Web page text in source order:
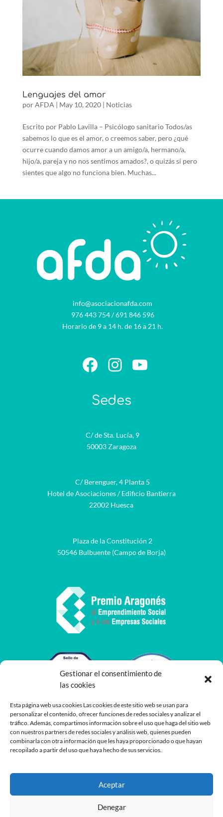
Gestionar el consentimiento de
las cookies
Esta página web usa cookies Las cookies de este sitio web se usan para
personalizar el contenido, ofrecer funciones de redes sociales y analizar el
tráfico. Además, compartimos información sobre el uso que haga del sitio web
con nuestros partners de redes sociales y análisis web, quienes pueden
combinarla con otra información que les haya proporcionado o que hayan
recopilado a partir del uso que haya hecho de sus servicios.
Aceptar
Denegar
Lenguajes del amor
porAFDA | May 10, 2020| Noticias
Escrito por Pablo Lavilla – Psicólogo sanitario Todos/as
sabemos lo que es el amor, o creemos saber, pero ¿qué
ocurre cuando damos amor a un amigo/a, hermano/a,
hijo/a, pareja y no nos sentimos amados?, o quizás sí pero
sientes que algo no funciona bien. Muchas...
info@asociacionafda.com
976 443 754/691 846 596
Horario de 9 a 14 h. de 16 a 21 h.
Facebook
Instagram
YouTube
Sedes
C/ de Sta. Lucía, 9
50003 Zaragoza
C/ Berenguer, 4 Planta 5
Hotel de Asociaciones / Edificio Bantierra
22002 Huesca
Plaza de la Constitución 2
50546 Bulbuente (Campo de Borja)